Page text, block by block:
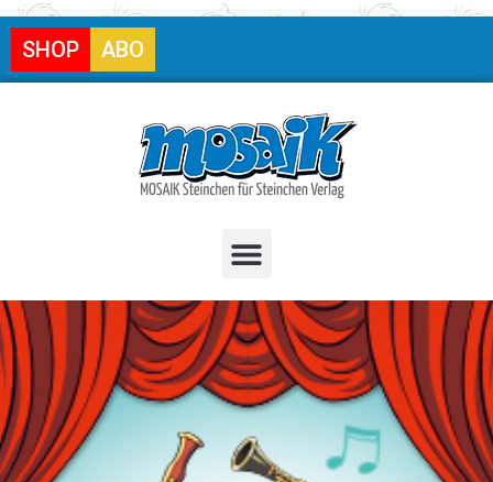
SHOP ABO